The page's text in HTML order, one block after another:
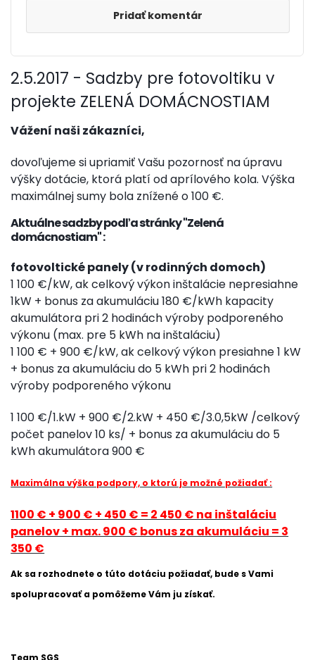
Pridať komentár
2.5.2017 - Sadzby pre fotovoltiku v
projekte ZELENÁ DOMÁCNOSTIAM
Vážení naši zákazníci,
dovoľujeme si upriamiť Vašu pozornosť na úpravu
výšky dotácie, ktorá platí od aprílového kola. Výška
maximálnej sumy bola znížené o 100 €.
Aktuálne sadzby podľa stránky "Zelená
domácnostiam" :
fotovoltické panely (v rodinných domoch)
1 100 €/kW, ak celkový výkon inštalácie nepresiahne
1kW + bonus za akumuláciu 180 €/kWh kapacity
akumulátora pri 2 hodinách výroby podporeného
výkonu (max. pre 5 kWh na inštaláciu)
1 100 € + 900 €/kW, ak celkový výkon presiahne 1 kW
+ bonus za akumuláciu do 5 kWh pri 2 hodinách
výroby podporeného výkonu
1 100 €/1.kW + 900 €/2.kW + 450 €/3.0,5kW /celkový
počet panelov 10 ks/ + bonus za akumuláciu do 5
kWh akumulátora 900 €
Maximálna výška podpory, o ktorú je možné požiadať :
1100 € + 900 € + 450 € = 2 450 € na inštaláciu
panelov + max. 900 € bonus za akumuláciu = 3
350 €
Ak sa rozhodnete o túto dotáciu požiadať, bude s Vami
spolupracovať a pomôžeme Vám ju získať.